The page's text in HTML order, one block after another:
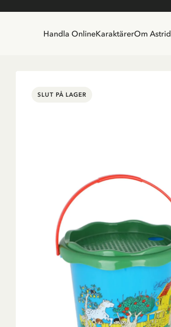
Handla OnlineKaraktärerOm Astrid
SLUT PÅ LAGER